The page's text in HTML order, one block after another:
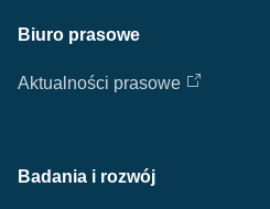
Biuro prasowe
Aktualności prasowe
Badania i rozwój